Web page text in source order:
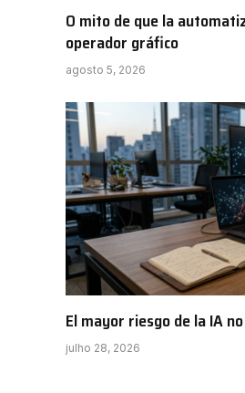
O mito de que la
operador gráfico
agosto 5, 2026
El mayor riesgo de la IA
julho 28, 2026